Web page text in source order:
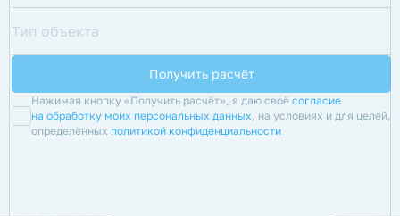
Нажимая кнопку «Получить расчёт», я даю своё согласие
на обработку моих персональных данных, на условиях и для целей,
определённых политикой конфиденциальности